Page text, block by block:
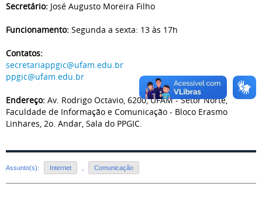
Secretário: José Augusto Moreira Filho
Funcionamento: Segunda a sexta: 13 às 17h
Contatos:
secretariappgic@ufam.edu.br
ppgic@ufam.edu.br
Endereço: Av. Rodrigo Octavio, 6200, UFAM - Setor Norte,
Faculdade de Informação e Comunicação - Bloco Erasmo
Linhares, 2o. Andar, Sala do PPGIC.
Assunto(s): Internet Comunicação